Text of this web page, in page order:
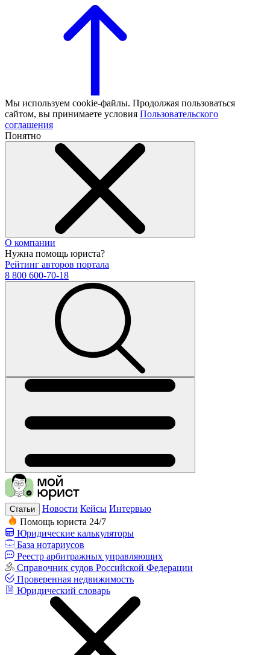
Мы используем cookie-файлы. Продолжая пользоваться
сайтом, вы принимаете условия Пользовательского
соглашения
Понятно
О компании
Нужна помощь юриста?
Рейтинг авторов портала
8 800 600-70-18
Статьи Новости Кейсы Интервью
Помощь юриста 24/7
Юридические калькуляторы
База нотариусов
Реестр арбитражных управляющих
Справочник судов Российской Федерации
Проверенная недвижимость
Юридический словарь